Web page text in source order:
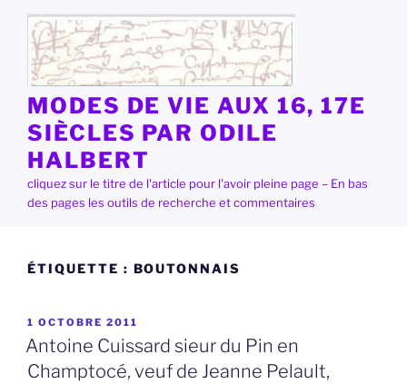
contenu
principal
MODES DE VIE AUX 16, 17E
SIÈCLES PAR ODILE
HALBERT
cliquez sur le titre de l'article pour l'avoir pleine page – En bas
des pages les outils de recherche et commentaires
ÉTIQUETTE : BOUTONNAIS
PUBLIÉ
LE
1 OCTOBRE 2011
Antoine Cuissard sieur du Pin en
Champtocé, veuf de Jeanne Pelault,